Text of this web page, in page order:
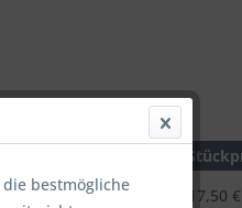
UVP: 24,99 € *
bis9 17,50
bestmögliche